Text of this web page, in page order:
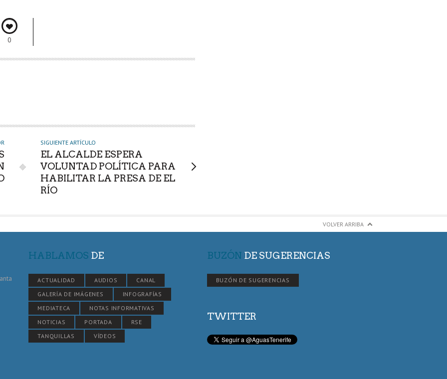
0
SIGUIENTE ARTÍCULO
EL ALCALDE ESPERA
VOLUNTAD POLÍTICA PARA
HABILITAR LA PRESA DE EL
RÍO
VOLVER ARRIBA
HABLAMOS DE
ACTUALIDAD AUDIOS
CANAL
GALERÍA DE IMÁGENES
INFOGRAFÍAS
MEDIATECA
NOTAS INFORMATIVAS
NOTICIAS
PORTADA
RSE
TANQUILLAS
VÍDEOS
BUZÓN DE SUGERENCIAS
BUZÓN DE SUGERENCIAS
TWITTER